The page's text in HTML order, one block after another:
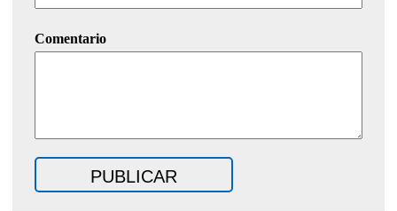
Comentario